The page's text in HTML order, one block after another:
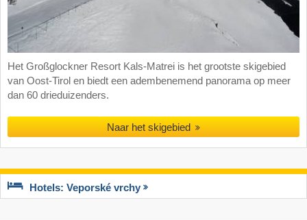
Het Großglockner Resort Kals-Matrei is het grootste skigebied
van Oost-Tirol en biedt een adembenemend panorama op meer
dan 60 drieduizenders.
Naar het skigebied
Hotels: Veporské vrchy